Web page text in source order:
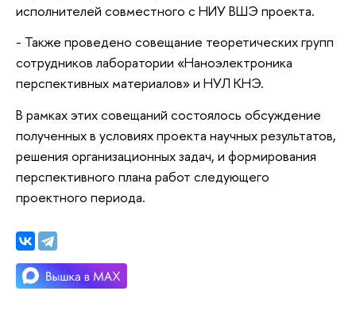
исполнителей совместного с НИУ ВШЭ проекта.
- Также проведено совещание теоретических групп
сотрудников лаборатории «Наноэлектроника
перспективных материалов» и НУЛ КНЭ.
В рамках этих совещаний состоялось обсуждение
полученных в условиях проекта научных результатов,
решения организационных задач, и формирования
перспективного плана работ следующего
проектного периода.